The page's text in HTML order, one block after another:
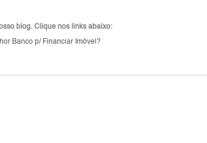
blog. Clique nos links abaixo:
Banco p/ Financiar Imóvel?